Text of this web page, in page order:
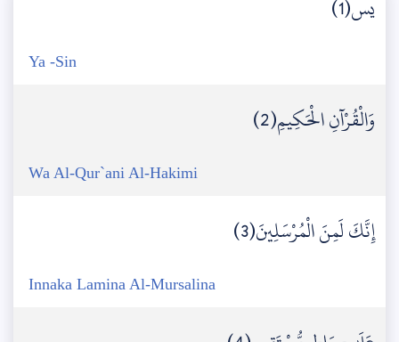
يس(1)
Ya -Sin
وَالْقُرْآنِ الْحَكِيمِ(2)
Wa Al-Qur`ani Al-Hakimi
إِنَّكَ لَمِنَ الْمُرْسَلِينَ(3)
Innaka Lamina Al-Mursalina